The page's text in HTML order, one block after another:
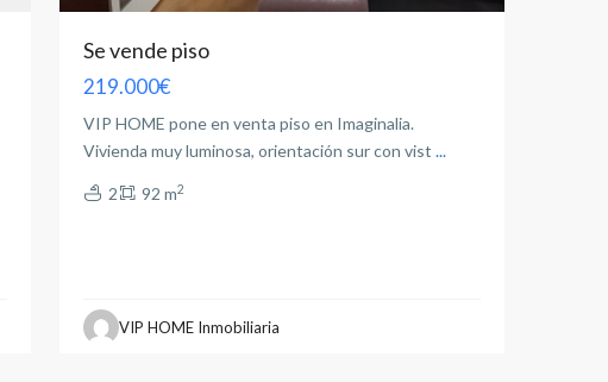
Se vende piso
219.000€
VIP HOME pone en venta piso en Imaginalia.
Vivienda muy luminosa, orientación sur con vist ...
2 92 m2
VIP HOME Inmobiliaria